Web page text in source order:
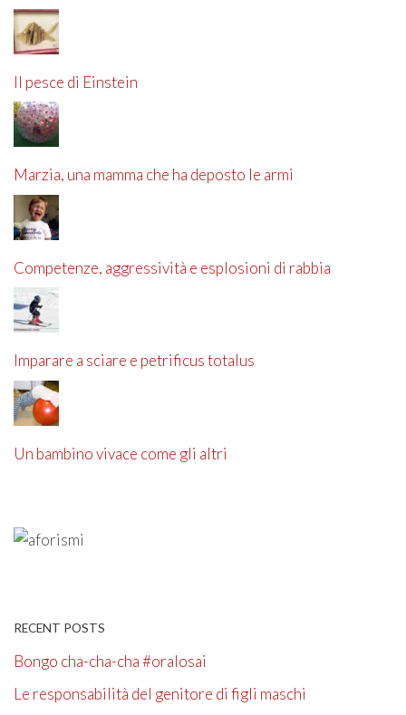
Il pesce di Einstein
Marzia, una mamma che ha deposto le armi
Competenze, aggressività e esplosioni di rabbia
Imparare a sciare e petrificus totalus
Un bambino vivace come gli altri
RECENT POSTS
Bongo cha-cha-cha #oralosai
Le responsabilità del genitore di figli maschi